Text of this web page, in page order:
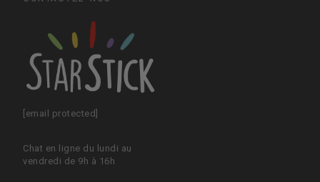
[email protected]
Chat en ligne du lundi au
vendredi de 9h à 16h